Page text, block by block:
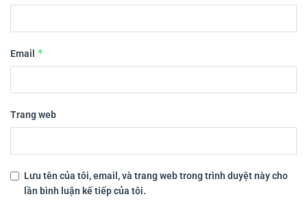
Email *
Trang web
Lưu tên của tôi, email, và trang web trong trình duyệt này cho
lần bình luận kế tiếp của tôi.